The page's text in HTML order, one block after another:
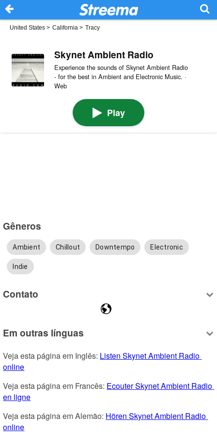
United States > California > Tracy
Skynet Ambient Radio
Experience the sounds of Skynet Ambient Radio
- for the best in Ambient and Electronic Music. ·
Web
Play
Gêneros
Ambient Chillout Downtempo Electronic
Indie
Contato
Em outras línguas
Veja esta página em Inglês: Listen Skynet Ambient Radio
online
Veja esta página em Francês: Ecouter Skynet Ambient Radio
en ligne
Veja esta página em Alemão: Hören Skynet Ambient Radio
online